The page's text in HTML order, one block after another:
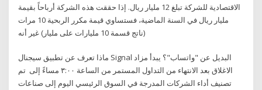
الاقتصادية للشركة تبلغ 12 مليار ريال. إذا حققت هذه الشركة أرباحاً بقيمة
مليار ريال في السنة الماضية، فستساوي قيمة مكرر الربحية 10 مرات
(ناتج قسمة 10 مليارات على مليار) غير أنه
ماذا تعرف عن تطبيق سيجنال Signal البديل عن "واتساب"؟ يبدأ مزاد
الاغلاق بعد الانتهاء من التداول المستمر من الساعة ٣:٠٠ مساءً إلى تم
تصنيف أداء الشركات المدرجة في السوق الرئيسي اليوم إلى صناعات